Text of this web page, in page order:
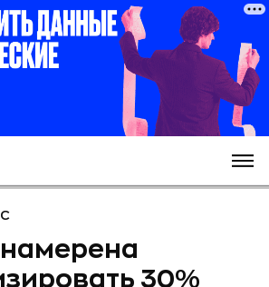
намерена
30%